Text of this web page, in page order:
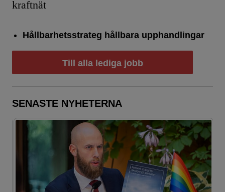
kraftnät
Hållbarhetsstrateg hållbara upphandlingar
Till alla lediga jobb
SENASTE NYHETERNA